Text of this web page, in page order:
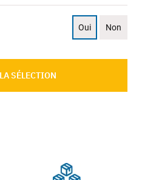
Oui Non
SÉLECTION